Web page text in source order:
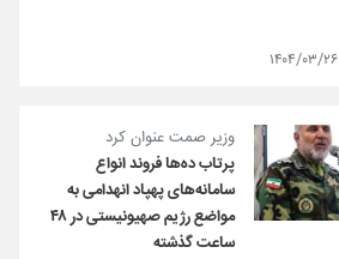
۱۴۰۴/۰۳/۲۶
وزیر صمت عنوان کرد
پرتاب ده‌ها فروند انواع
سامانه‌های پهپاد انهدامی به
مواضع رژیم صهیونیستی در ۴۸
ساعت گذشته